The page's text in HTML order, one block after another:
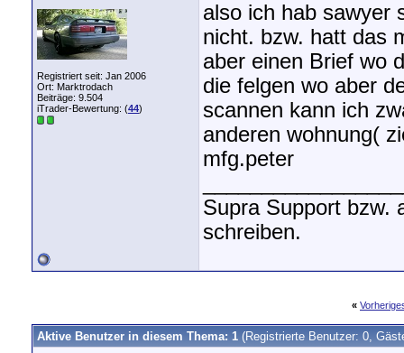
Registriert seit: Jan 2006
Ort: Marktrodach
Beiträge: 9.504
iTrader-Bewertung: (44)
also ich hab sawyer
nicht. bzw. hatt das
aber einen Brief wo
die felgen wo aber
scannen kann ich
anderen wohnung(
mfg.peter
Supra Support bzw.
schreiben.
«
Aktive Benutzer in diesem Thema: 1 (Registrierte Benutzer: 0,